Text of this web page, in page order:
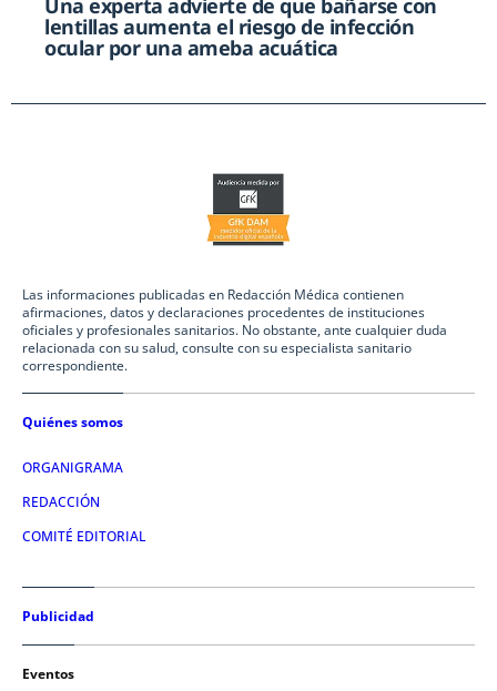
Una experta advierte de que bañarse con
lentillas aumenta el riesgo de infección
ocular por una ameba acuática
Las informaciones publicadas en Redacción Médica contienen
afirmaciones, datos y declaraciones procedentes de instituciones
oficiales y profesionales sanitarios. No obstante, ante cualquier duda
relacionada con su salud, consulte con su especialista sanitario
correspondiente.
Quiénes somos
ORGANIGRAMA
REDACCIÓN
COMITÉ EDITORIAL
Publicidad
Eventos